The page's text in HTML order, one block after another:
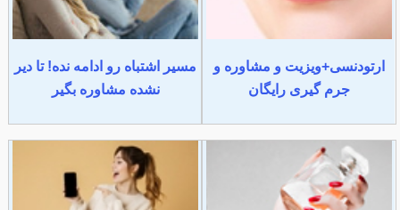
ارتودنسی+ویزیت و مشاوره و
جرم گیری رایگان
مسیر اشتباه رو ادامه نده! تا دیر
نشده مشاوره بگیر